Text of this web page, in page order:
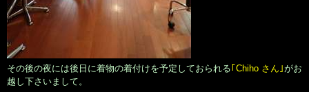
その後の夜には後日に着物の着付けを予定しておられる｢Chiho さん｣がお
越し下さいまして。